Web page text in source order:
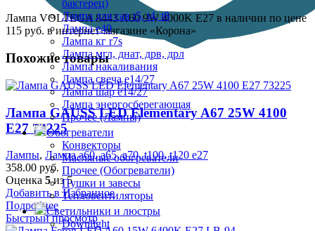
бактерец)
Лампа для сав t5, t4, t8
Лампа е40
Лампа кг r7s
Лампа мгл, днат, дрв, дрл
Лампа накаливания
Лампа свеча е14/27
Лампа шар е14/27
Лампа энергосберегающая
Прочее (Лампы)
Обогреватели
Конвекторы
Масляные обогреватели
Прочее (Обогреватели)
Пушки и завесы
Тепловентиляторы
Светильники и люстры
Downlight
Лампа VOLTEGA 8443 A60 9W 4000K E27 в наличии по цене
115 руб. в интернет-магазине «Корона»
Похожие товары
Лампа GAUSS LED Elementary A67 25W 4100
E27 73225
Лампы, Лампа а60, а65, а70, t100, t120 е27
358.00 руб.
Оценка 5из 5
Добавить в Избранное
Подробнее
Быстрый просмотр